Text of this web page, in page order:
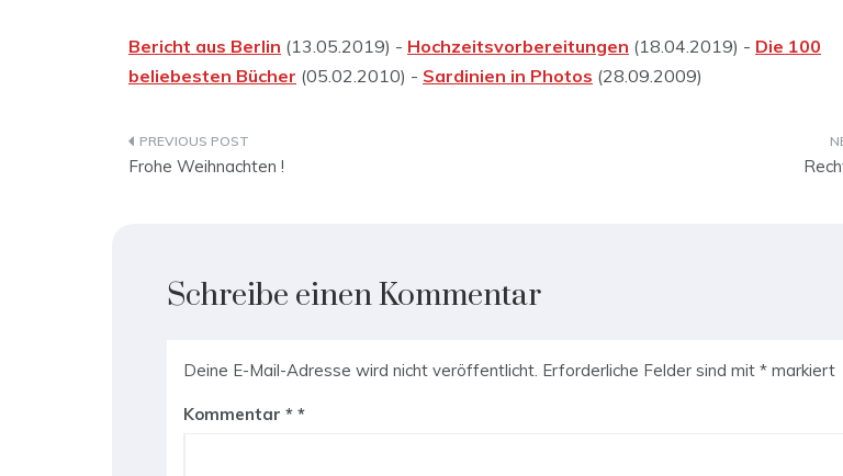
Bericht aus Berlin (13.05.2019) - Hochzeitsvorbereitungen (18.04.2019) - Die 100
beliebesten Bücher (05.02.2010) - Sardinien in Photos (28.09.2009)
Beitragsnavigation
Frohe Weihnachten !
Schreibe einen Kommentar
Deine E-Mail-Adresse wird nicht veröffentlicht. Erforderliche Felder sind mit * markiert
Kommentar *